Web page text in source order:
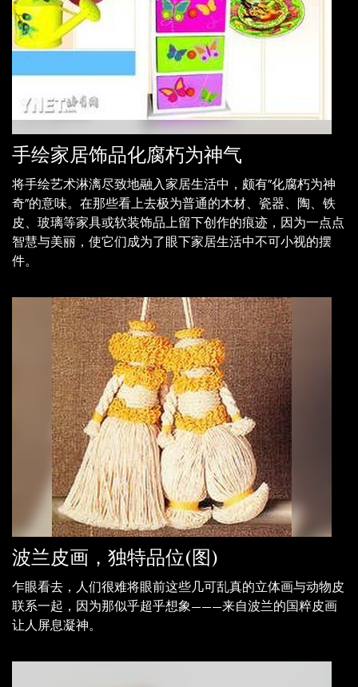
手绘家居饰品化腐朽为神气
将手绘艺术淋漓尽致地融入家居生活中，颇有“化腐朽为神
奇”的意味。在那些看上去极为普通的木材、瓷器、陶、铁
皮、玻璃等家具或软装饰品上留下创作的痕迹，因为一点点
智慧与美丽，使它们成为了眼下家居生活中不可小视的摆
件。
波兰皮画，独特品位(图)
乍眼看去，人们很难将眼前这些几可乱真的立体画与动物皮
联系一起，因为那似乎超乎想象———来自波兰的国粹皮画
让人屏息凝神。